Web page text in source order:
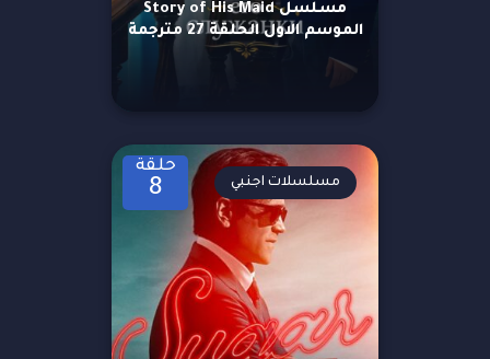
مسلسل Story of His Maid
الموسم الاول الحلقة 27 مترجمة
حلقة
8 مسلسلات اجنبي